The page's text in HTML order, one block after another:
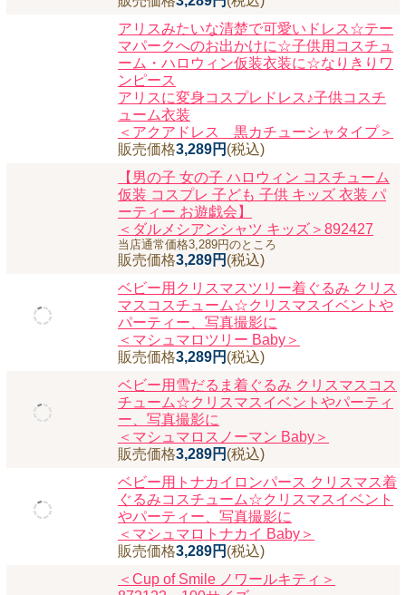
＜マシュマログレーラパン ベビー＞
895619
当店通常価格3,289円のところ
販売価格3,289円(税込)
アリスみたいな清楚で可愛いドレス☆テー
マパークへのお出かけに☆子供用コスチュ
ンピース
アリスに変身コスプレドレス♪子供コスチ
ューム衣装
＜アクアドレス 黒カチューシャタイプ＞
販売価格3,289円(税込)
【男の子 女の子 ハロウィン コスチューム
仮装 コスプレ 子ども 子供 キッズ 衣装 パ
ーティー お遊戯会】
＜ダルメシアンシャツ キッズ＞892427
当店通常価格3,289円のところ
販売価格3,289円(税込)
ベビー用クリスマスツリー着ぐるみ クリス
マスコスチューム☆クリスマスイベントや
パーティー、写真撮影に
＜マシュマロツリー Baby＞
販売価格
(税込)
ベビー用雪だるま着ぐるみ クリスマスコス
チューム☆クリスマスイベントやパーティ
ー、写真撮影に
販売価格3,289円(税込)